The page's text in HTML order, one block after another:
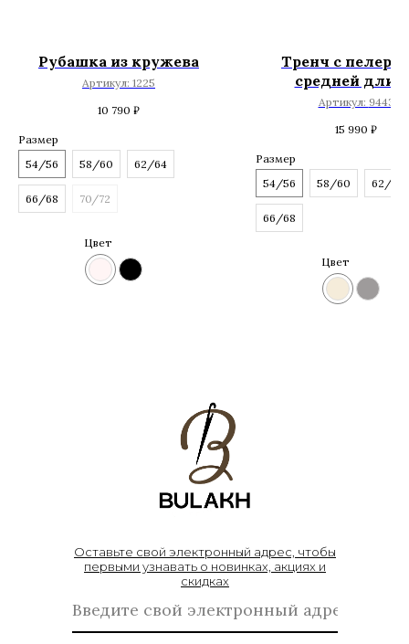
Рубашка из кружева
Артикул: 1225
10 790 ₽
Размер
54/56
58/60 62/64
66/68 70/72
Цвет
Тренч с
средней
Артикул: 9443
15 990 ₽
Размер
54/56
58/60 62/64
66/68
Цвет
Оставьте свой электронный адрес, чтобы
первыми узнавать о новинках, акциях и
скидках